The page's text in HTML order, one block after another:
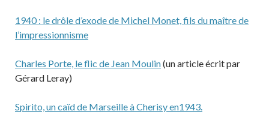
1940 : le drôle d’exode de Michel Monet, fils du maître de
l’impressionnisme
Charles Porte, le flic de Jean Moulin(un article écrit par
Gérard Leray)
Spirito, un caïd de Marseille à Cherisy en1943.